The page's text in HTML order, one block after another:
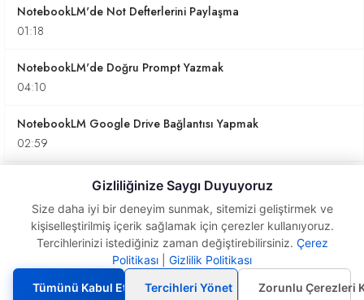
NotebookLM'de Not Defterlerini Paylaşma
01:18
NotebookLM'de Doğru Prompt Yazmak
04:10
NotebookLM Google Drive Bağlantısı Yapmak
02:59
NotebookLM İnfografikleri Kullanmak
İnfografiklerin Tanımlarını kullanmak
Slaytlar Üzerinde Düzenleme Yapmak
NotebookLM Test
Özelliğini Kullanmak
Gizliliğinize Saygı Duyuyoruz
Size daha iyi bir deneyim sunmak, sitemizi geliştirmek ve
kişiselleştirilmiş içerik sağlamak için çerezler kullanıyoruz.
Tercihlerinizi istediğiniz zaman değiştirebilirsiniz. Çerez
Politikası
Gizlilik Politikası
Tümünü Kabul Et
Tercihleri Yönet Zorunlu Çerezleri